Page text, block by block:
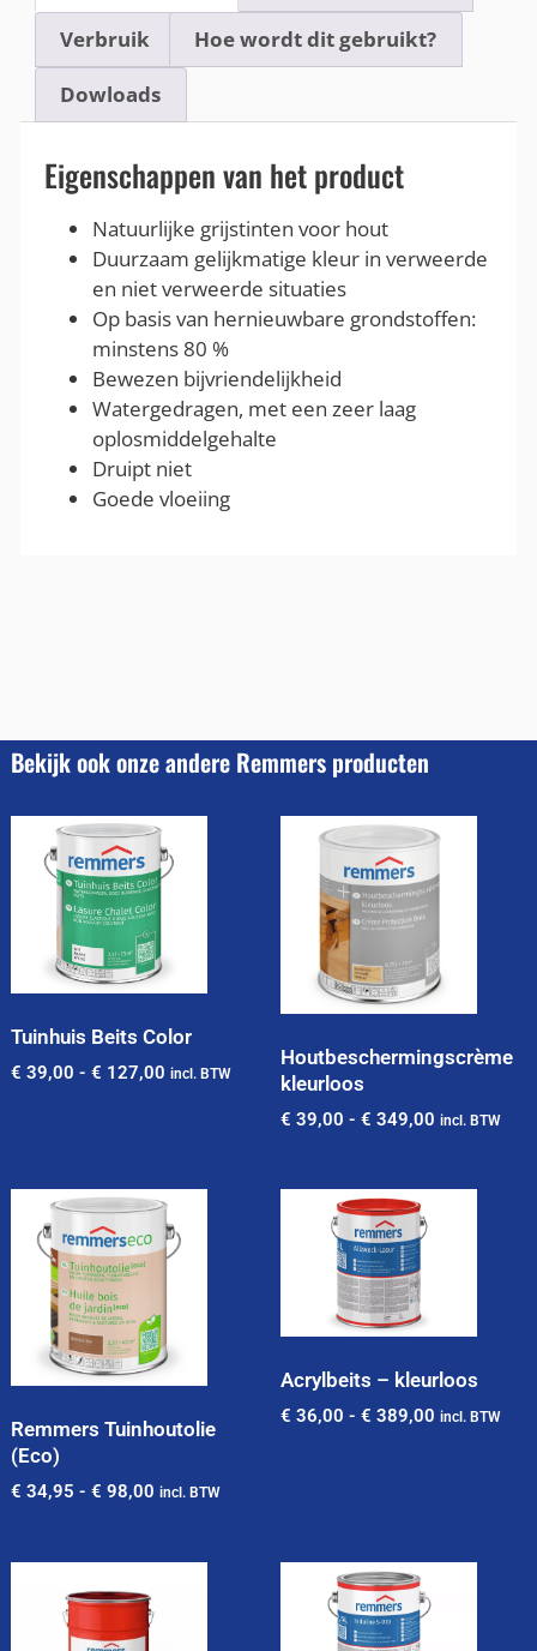
Verbruik Hoe wordt dit gebruikt?
Dowloads
Eigenschappen van het product
Natuurlijke grijstinten voor hout
Duurzaam gelijkmatige kleur in verweerde
en niet verweerde situaties
Op basis van hernieuwbare grondstoffen:
minstens 80 %
Bewezen bijvriendelijkheid
Watergedragen, met een zeer laag
oplosmiddelgehalte
Druipt niet
Goede vloeiing
Bekijk ook onze andere Remmers producten
Tuinhuis Beits Color
€ 39,00 - € 127,00 incl. BTW
Houtbeschermingscrème
kleurloos
€ 39,00 - € 349,00 incl. BTW
Remmers Tuinhoutolie
(Eco)
€ 34,95 - € 98,00 incl. BTW
Acrylbeits – kleurloos
€ 36,00 - € 389,00 incl. BTW